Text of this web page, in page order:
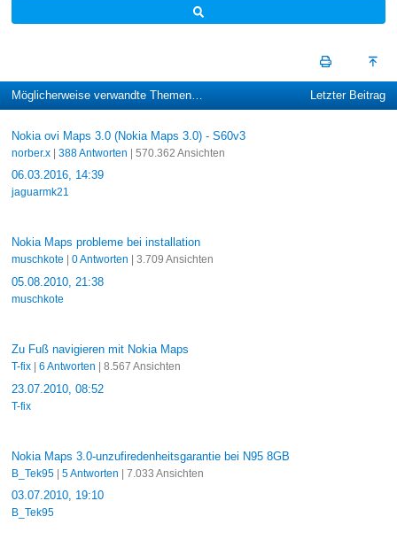
Möglicherweise verwandte Themen… Letzter Beitrag
Nokia ovi Maps 3.0 (Nokia Maps 3.0) - S60v3
norber.x| 388 Antworten | 570.362 Ansichten
06.03.2016, 14:39
jaguarmk21
Nokia Maps probleme bei installation
muschkote 0 Antworten | 3.709 Ansichten
05.08.2010, 21:38
muschkote
Zu Fuß navigieren mit Nokia Maps
T-fix| 6 Antworten | 8.567 Ansichten
23.07.2010, 08:52
T-fix
Nokia Maps 3.0-unzufiredenheitsgarantie bei N95 8GB
B_Tek95| 5 Antworten | 7.033 Ansichten
03.07.2010, 19:10
B_Tek95